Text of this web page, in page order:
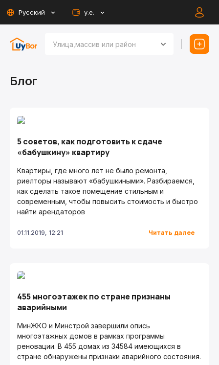
Русский у.е.
Блог
5 советов, как подготовить к сдаче
«бабушкину» квартиру
Квартиры, где много лет не было ремонта,
риелторы называют «бабушкиными». Разбираемся,
как сделать такое помещение стильным и
современным, чтобы повысить стоимость и быстро
найти арендаторов
01.11.2019, 12:21 Читать далее
455 многоэтажек по стране признаны
аварийными
МинЖКО и Минстрой завершили опись
многоэтажных домов в рамках программы
реновации. В 455 домах из 34584 имеющихся в
стране обнаружены признаки аварийного состояния.